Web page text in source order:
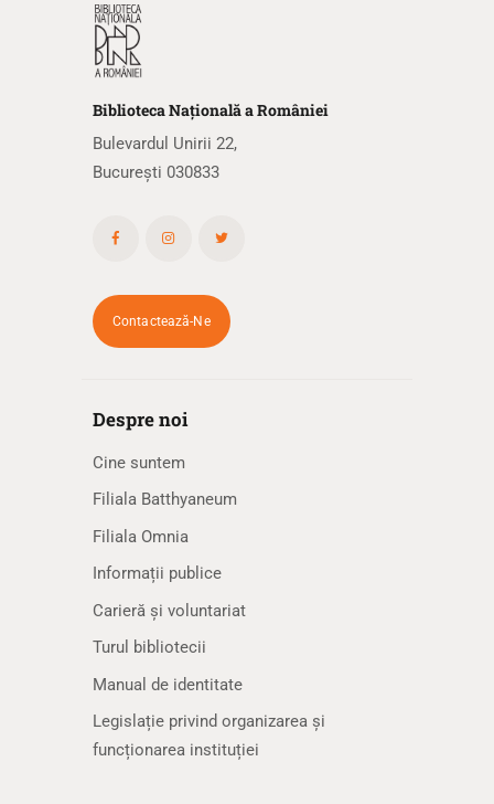
BibliotecaNaționalăa României
Bulevardul Unirii 22,
București 030833
Contactează-Ne
Despre noi
Cine suntem
Filiala Batthyaneum
Filiala Omnia
Informații publice
Carieră și voluntariat
Turul bibliotecii
Manual de identitate
Legislație privind organizarea și
funcționarea instituției